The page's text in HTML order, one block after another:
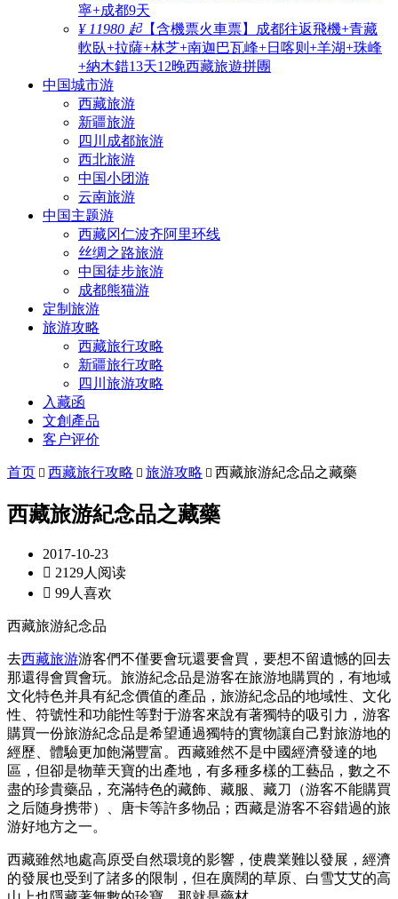
寧+成都9天
¥ 11980 起【含機票火車票】成都往返飛機+青藏
軟臥+拉薩+林芝+南迦巴瓦峰+日喀则+羊湖+珠峰
+納木錯13天12晚西藏旅遊拼團
中国城市游
西藏旅游
新疆旅游
四川成都旅游
西北旅游
中国小团游
云南旅游
中国主题游
西藏冈仁波齐阿里环线
丝绸之路旅游
中国徒步旅游
成都熊猫游
定制旅游
旅游攻略
西藏旅行攻略
新疆旅行攻略
四川旅游攻略
入藏函
文創產品
客户评价
首页  西藏旅行攻略  旅游攻略  西藏旅游紀念品之藏藥
西藏旅游紀念品之藏藥
2017-10-23
 2129人阅读
 99人喜欢
西藏旅游紀念品
去西藏旅游游客們不僅要會玩還要會買，要想不留遺憾的回去
那還得會買會玩。旅游紀念品是游客在旅游地購買的，有地域
文化特色并具有紀念價值的產品，旅游紀念品的地域性、文化
性、符號性和功能性等對于游客來說有著獨特的吸引力，游客
購買一份旅游紀念品是希望通過獨特的實物讓自己對旅游地的
經歷、體驗更加飽滿豐富。西藏雖然不是中國經濟發達的地
區，但卻是物華天寶的出產地，有多種多樣的工藝品，數之不
盡的珍貴藥品，充滿特色的藏飾、藏服、藏刀（游客不能購買
之后随身携带）、唐卡等許多物品；西藏是游客不容錯過的旅
游好地方之一。
西藏雖然地處高原受自然環境的影響，使農業難以發展，經濟
的發展也受到了諸多的限制，但在廣闊的草原、白雪艾艾的高